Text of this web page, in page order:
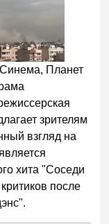
Планет
зрителям
взгляд на
хита "Соседи
после